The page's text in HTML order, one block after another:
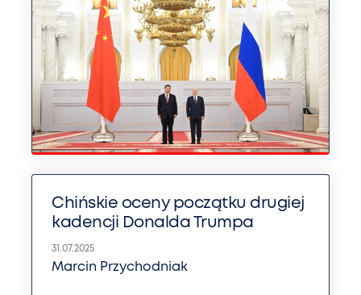
Chińskie oceny początku drugiej
kadencji Donalda Trumpa
31.07.2025
Marcin Przychodniak